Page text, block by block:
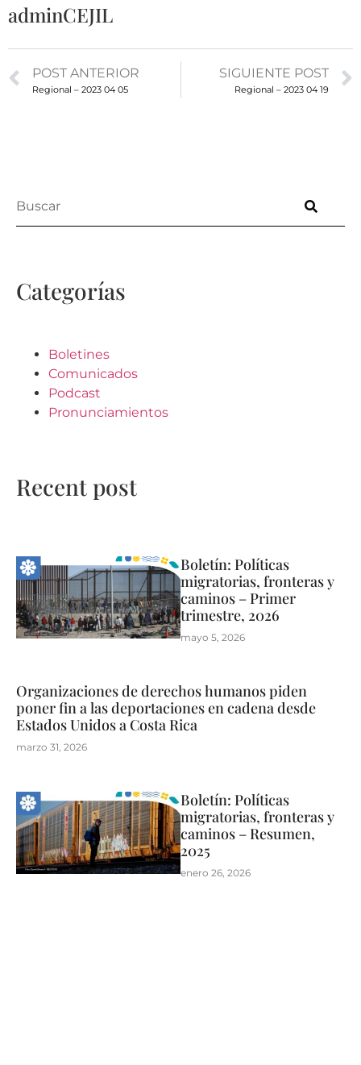
Categorías
Boletines
Comunicados
Podcast
Pronunciamientos
Recent post
Boletín: Políticas
migratorias, fronteras y
caminos – Primer
trimestre, 2026
mayo 5, 2026
Organizaciones de derechos humanos piden
poner fin a las deportaciones en cadena desde
Estados Unidos a Costa Rica
marzo 31, 2026
Boletín: Políticas
migratorias, fronteras y
caminos – Resumen,
2025
enero 26, 2026
adminCEJIL
POST ANTERIOR
Regional – 2023 04 05
SIGUIENTE POST
Regional – 2023 04 19